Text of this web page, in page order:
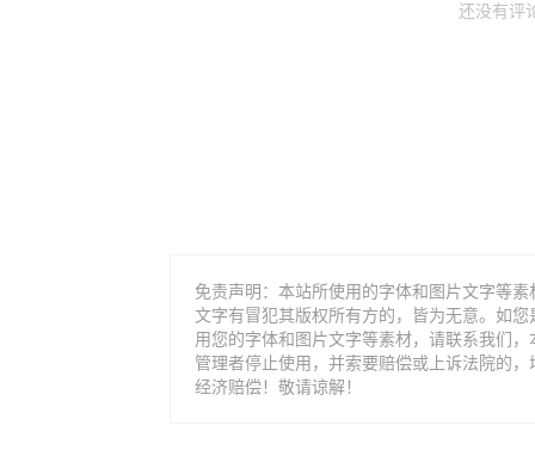
还没有评
免责声明：本站所使用的字体和图片文字等
文字有冒犯其版权所有方的，皆为无意。如
用您的字体和图片文字等素材，请联系我们
管理者停止使用，并索要赔偿或上诉法院的
经济赔偿！敬请谅解！